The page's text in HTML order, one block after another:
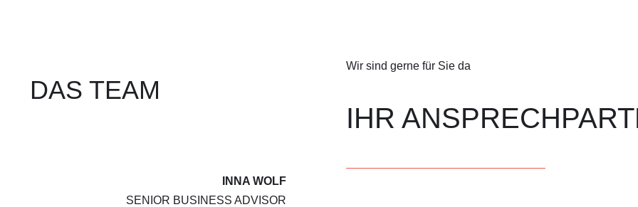
DAS TEAM
INNA WOLF
SENIOR BUSINESS ADVISOR
Wir sind gerne für Sie da
IHR